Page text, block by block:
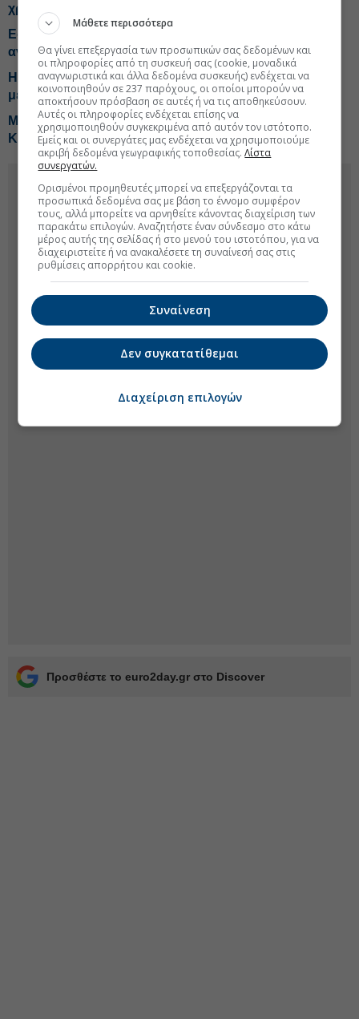
χρημάτων μέσω IRIS
Εφορία: Νέα Γραφεία και AI για τις ενστάσεις στα
ανασφάλιστα οχήματα
Η ΑΑΔΕ βάζει... «βαθμό» στις μεταβιβάσεις ακινήτων
με κατάσχεση
Μεγάλη κατάσχεση παράνομου ψυκτικού υγρού σε
Κήπους και Δοϊράνη
Προσθέστε το euro2day.gr στο Discover
Μάθετε περισσότερα
Θα γίνει επεξεργασία των προσωπικών σας δεδομένων και
οι πληροφορίες από τη συσκευή σας (cookie, μοναδικά
αναγνωριστικά και άλλα δεδομένα συσκευής) ενδέχεται να
κοινοποιηθούν σε 237 παρόχους, οι οποίοι μπορούν να
αποκτήσουν πρόσβαση σε αυτές ή να τις αποθηκεύσουν.
Αυτές οι πληροφορίες ενδέχεται επίσης να
χρησιμοποιηθούν συγκεκριμένα από αυτόν τον ιστότοπο.
Εμείς και οι συνεργάτες μας ενδέχεται να χρησιμοποιούμε
ακριβή δεδομένα γεωγραφικής τοποθεσίας.Λίστα
συνεργατών.
Ορισμένοι προμηθευτές μπορεί να επεξεργάζονται τα
προσωπικά δεδομένα σας με βάση το έννομο συμφέρον
τους, αλλά μπορείτε να αρνηθείτε κάνοντας διαχείριση των
παρακάτω επιλογών. Αναζητήστε έναν σύνδεσμο στο κάτω
μέρος αυτής της σελίδας ή στο μενού του ιστοτόπου, για να
διαχειριστείτε ή να ανακαλέσετε τη συναίνεσή σας στις
ρυθμίσεις απορρήτου και cookie.
Συναίνεση
Δεν συγκατατίθεμαι
Διαχείριση επιλογών